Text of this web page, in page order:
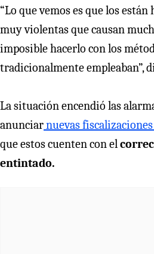
“Lo que vemos es que los
muy violentas que causan
imposible hacerlo con los
tradicionalmente empleaban”,
La situación encendió las
anunciarnuevas fiscalizaciones
que estos cuenten con el
entintado.